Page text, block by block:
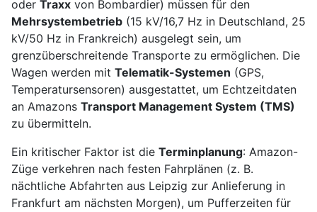
oder Traxx von Bombardier) müssen für den
Mehrsystembetrieb (15 kV/16,7 Hz in Deutschland, 25
kV/50 Hz in Frankreich) ausgelegt sein, um
grenzüberschreitende Transporte zu ermöglichen. Die
Wagen werden mit Telematik-Systemen (GPS,
Temperatursensoren) ausgestattet, um Echtzeitdaten
an Amazons Transport Management System (TMS)
zu übermitteln.
Ein kritischer Faktor ist die Terminplanung: Amazon-
Züge verkehren nach festen Fahrplänen (z. B.
nächtliche Abfahrten aus Leipzig zur Anlieferung in
Frankfurt am nächsten Morgen), um Pufferzeiten für